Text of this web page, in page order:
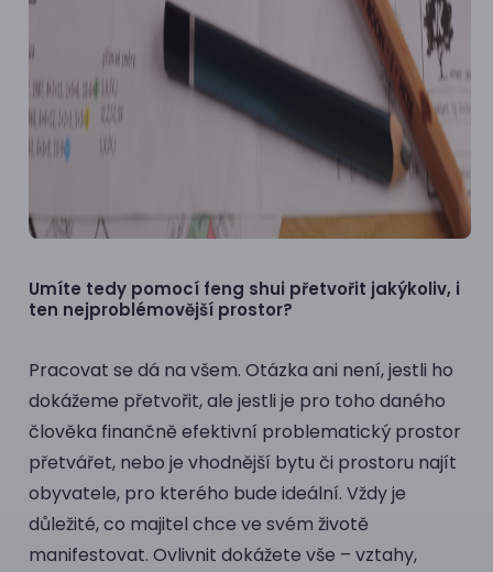
Umíte tedy pomocí feng shui přetvořit jakýkoliv, i
ten nejproblémovější prostor?
Pracovat se dá na všem. Otázka ani není, jestli ho
dokážeme přetvořit, ale jestli je pro toho daného
člověka finančně efektivní problematický prostor
přetvářet, nebo je vhodnější bytu či prostoru najít
obyvatele, pro kterého bude ideální. Vždy je
důležité, co majitel chce ve svém životě
manifestovat. Ovlivnit dokážete vše – vztahy,